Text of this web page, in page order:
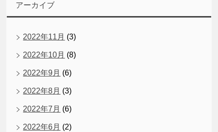
アーカイブ
2022年11月 (3)
2022年10月 (8)
2022年9月 (6)
2022年8月 (3)
2022年7月 (6)
2022年6月 (2)